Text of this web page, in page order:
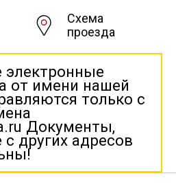
Схема
проезда
электронные
от имени нашей
только с
Документы,
других адресов